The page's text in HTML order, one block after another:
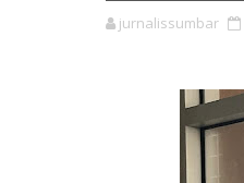
jurnalissumbar